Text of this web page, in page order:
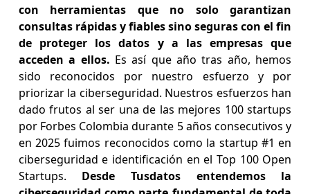
con herramientas que no solo garantizan
consultas rápidas y fiables sino seguras con el fin
de proteger los datos y a las empresas que
acceden a ellos. Es así que año tras año, hemos
sido reconocidos por nuestro esfuerzo y por
priorizar la ciberseguridad. Nuestros esfuerzos han
dado frutos al ser una de las mejores 100 startups
por Forbes Colombia durante 5 años consecutivos y
en 2025 fuimos reconocidos como la startup #1 en
ciberseguridad e identificación en el Top 100 Open
Startups. Desde Tusdatos entendemos la